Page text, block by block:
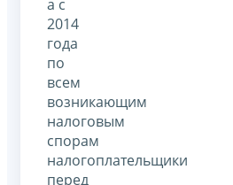
а с
2014
года
по
всем
возникающим
налоговым
спорам
налогоплательщики
перед